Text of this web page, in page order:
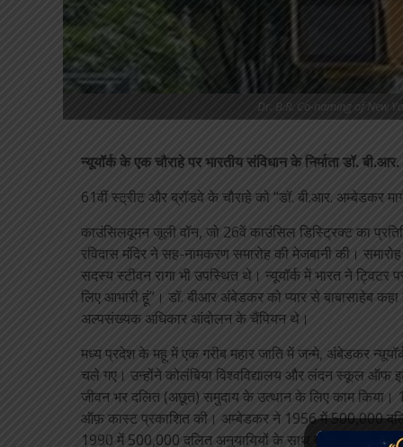
Dr. B.R. Co-naming of New
न्यूयॉर्क के एक चौराहे पर भारतीय संविधान के निर्माता डॉ.
61वीं स्ट्रीट और ब्रॉडवे के चौराहे को “डॉ. बी.आर. अम्बेडकर
काउंसिलवूमन जूली वॉन, जो 26वें काउंसिल डिस्ट्रिक्ट का
रविदास मंदिर ने सह-नामकरण समारोह की मेजबानी की।
सदस्य स्टीवन रागा भी उपस्थित थे। न्यूयॉर्क में भारत ने
लिए आभारी हूं”। डॉ. बीआर अंबेडकर को प्यार से बाबासाहेब
अल्पसंख्यक अधिकार आंदोलन के चैंपियन थे।
मध्य प्रदेश के महू में एक गरीब महार जाति में जन्मे, अंबेडकर
चले गए। उन्होंने कोलंबिया विश्वविद्यालय और लंदन स्कूल ऑफ
जीवन भर दलित (अछूत) समुदाय के उत्थान के लिए काम किया।
ऑफ़ कास्ट प्रकाशित की। अम्बेडकर ने 1956 में 500,000
1990 में 500,000 दलित अनुयायियों के साथ बौद्ध धर्म अपना